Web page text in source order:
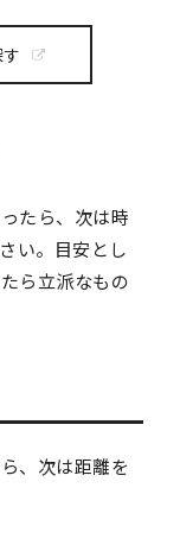
たら、次は時
い。目安とし
ら立派なもの
、次は距離を